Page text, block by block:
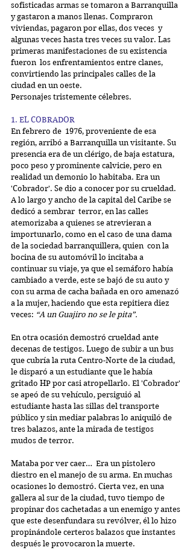
sofisticadas armas se tomaron a Barranquilla
y gastaron a manos llenas. Compraron
viviendas, pagaron por ellas, dos veces  y
algunas veces hasta tres veces su valor. Las
primeras manifestaciones de su existencia
fueron  los enfrentamientos entre clanes,
convirtiendo las principales calles de la
ciudad en un oeste.
Personajes tristemente célebres.
1. EL COBRADOR
En febrero de  1976, proveniente de esa
región, arribó a Barranquilla un visitante. Su
presencia era de un clérigo, de baja estatura,
poco peso y prominente calvicie, pero en
realidad un demonio lo habitaba. Era un
'Cobrador'. Se dio a conocer por su crueldad.
A lo largo y ancho de la capital del Caribe se
dedicó a sembrar  terror, en las calles
atemorizaba a quienes se atrevieran a
importunarlo, como en el caso de una dama
de la sociedad barranquillera, quien  con la
bocina de su automóvil lo incitaba a
continuar su viaje, ya que el semáforo había
cambiado a verde, este se bajó de su auto y
con su arma de cacha bañada en oro amenazó
a la mujer, haciendo que esta repitiera diez
veces: “A un Guajiro no se le pita”.
En otra ocasión demostró crueldad ante
decenas de testigos. Luego de subir a un bus
que cubría la ruta Centro-Norte de la ciudad,
le disparó a un estudiante que le había
gritado HP por casi atropellarlo. El 'Cobrador'
se apeó de su vehículo, persiguió al
estudiante hasta las sillas del transporte
público y sin mediar palabras lo aniquiló de
tres balazos, ante la mirada de testigos
mudos de terror.
Mataba por ver caer…  Era un pistolero
diestro en el manejo de su arma. En muchas
ocasiones lo demostró. Cierta vez, en una
gallera al sur de la ciudad, tuvo tiempo de
propinar dos cachetadas a un enemigo y antes
que este desenfundara su revólver, él lo hizo
propinándole certeros balazos que instantes
después le provocaron la muerte.